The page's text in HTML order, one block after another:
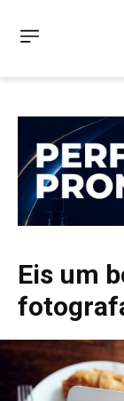
Eis um